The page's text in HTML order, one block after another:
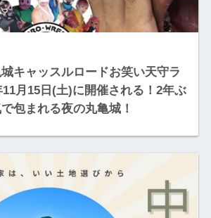
キャッスルロードお笑い天守ラ
月15日(土)に開催される！2年ぶ
包まれる夜の丸亀城！